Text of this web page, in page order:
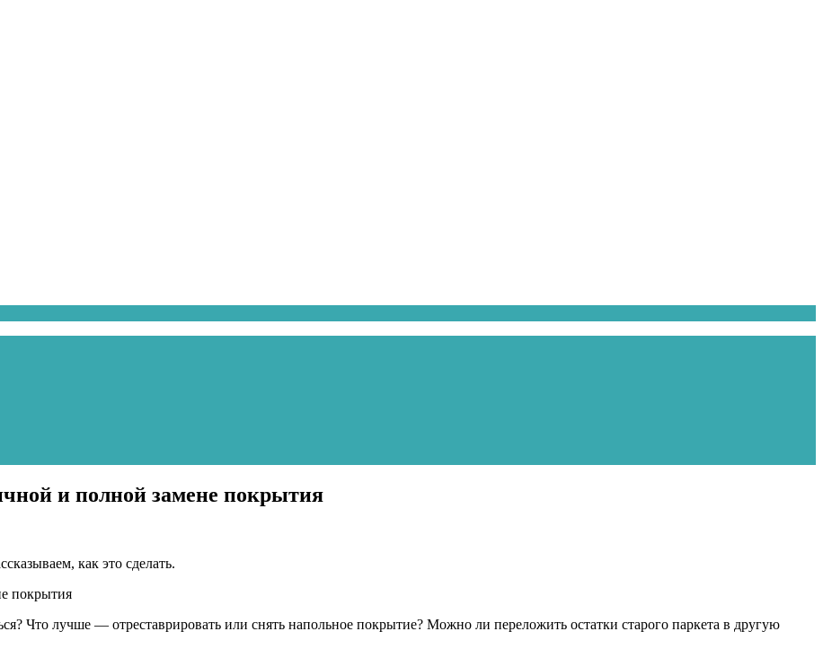
и полной замене покрытия
как это сделать.
Что лучше — отреставрировать или снять напольное покрытие? Можно ли переложить остатки старого паркета в другую